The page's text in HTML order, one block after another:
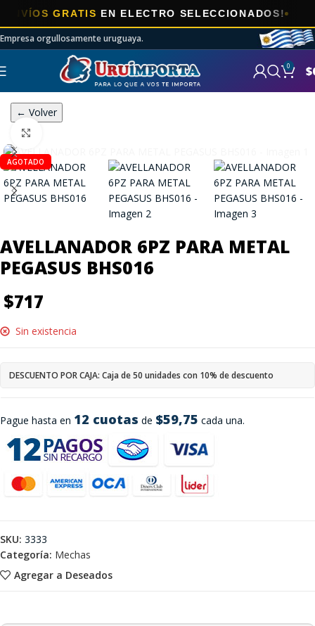
GRATISEN ELECTRO SELECCIONADOS!
Empresa orgullosamente uruguaya.
0 $
← Volver
AGOTADO
AVELLANADOR 6PZ PARA METAL
PEGASUS BHS016
$717
Pague hasta en 12 cuotas de $59,75 cada una.
Sin existencia
DESCUENTO POR CAJA: Caja de 50 unidades con 10% de descuento
Agregar a Deseados
SKU: 3333
Categoría: Mechas